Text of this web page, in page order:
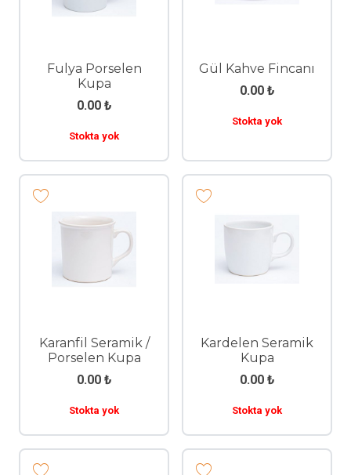
Fulya Porselen
Kupa
0.00 ₺
Stokta yok
Gül Kahve Fincanı
0.00 ₺
Stokta yok
Karanfil Seramik /
Porselen Kupa
0.00 ₺
Stokta yok
Kardelen Seramik
Kupa
0.00 ₺
Stokta yok